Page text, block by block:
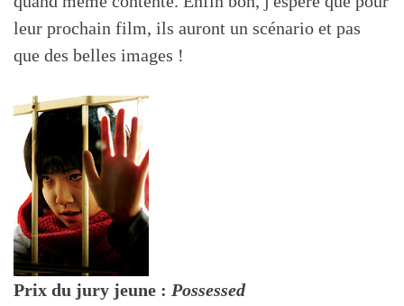
leur prochain film, ils auront un scénario et pas
que des belles images !
Prix du jury jeune : Possessed